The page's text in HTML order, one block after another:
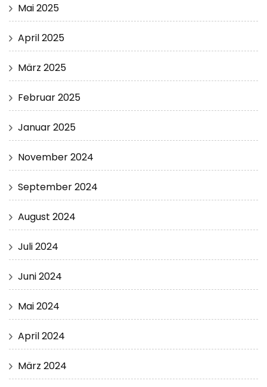
Mai 2025
April 2025
März 2025
Februar 2025
Januar 2025
November 2024
September 2024
August 2024
Juli 2024
Juni 2024
Mai 2024
April 2024
März 2024